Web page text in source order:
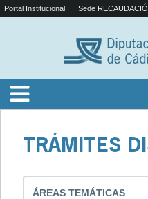
Portal Institucional Sede
TRÁMITES
ÁREAS TEMÁTICAS